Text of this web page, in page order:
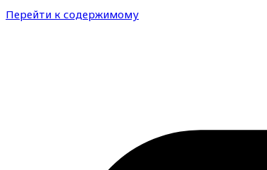
Перейти к содержимому